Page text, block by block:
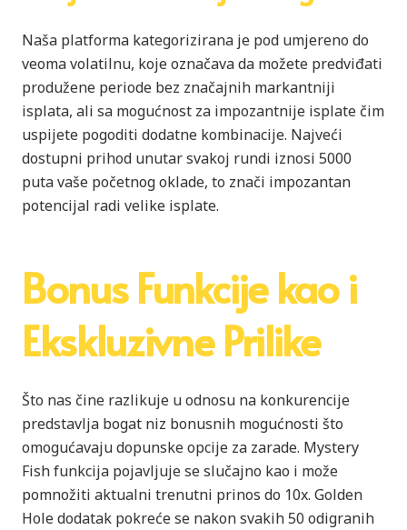
Naša platforma kategorizirana je pod umjereno do
veoma volatilnu, koje označava da možete predviđati
produžene periode bez značajnih markantniji
isplata, ali sa mogućnost za impozantnije isplate čim
uspijete pogoditi dodatne kombinacije. Najveći
dostupni prihod unutar svakoj rundi iznosi 5000
puta vaše početnog oklade, to znači impozantan
potencijal radi velike isplate.
Bonus Funkcije kao i
Ekskluzivne Prilike
Što nas čine razlikuje u odnosu na konkurencije
predstavlja bogat niz bonusnih mogućnosti što
omogućavaju dopunske opcije za zarade. Mystery
Fish funkcija pojavljuje se slučajno kao i može
pomnožiti aktualni trenutni prinos do 10x. Golden
Hole dodatak pokreće se nakon svakih 50 odigranih